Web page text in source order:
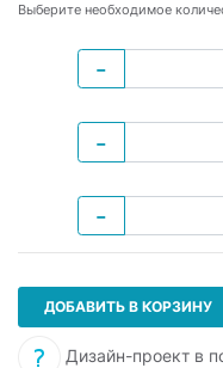
Выберите необходимое
−
−
−
ДОБАВИТЬ В КОРЗИНУ
Дизайн-проект в